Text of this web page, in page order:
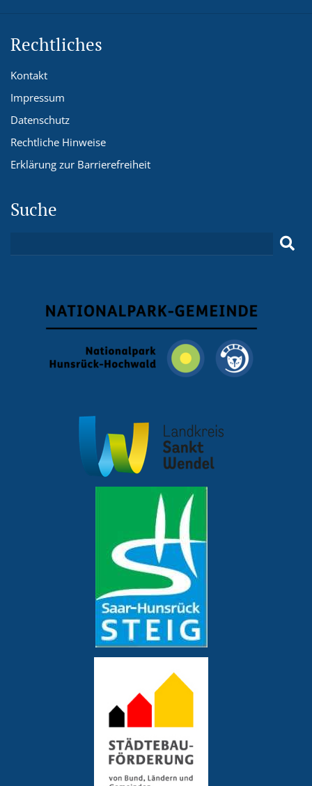
Rechtliches
Kontakt
Impressum
Datenschutz
Rechtliche Hinweise
Erklärung zur Barrierefreiheit
Suche